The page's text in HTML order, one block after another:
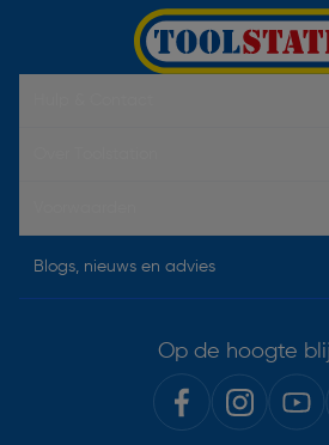
Blogs, nieuws en advies
Op de hoogte